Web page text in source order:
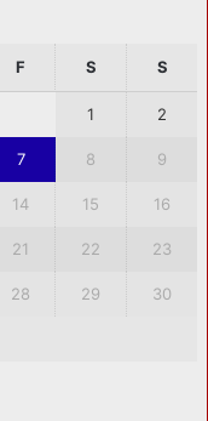
F S S
1 2
7 8 9
14 15 16
21 22 23
28 29 30